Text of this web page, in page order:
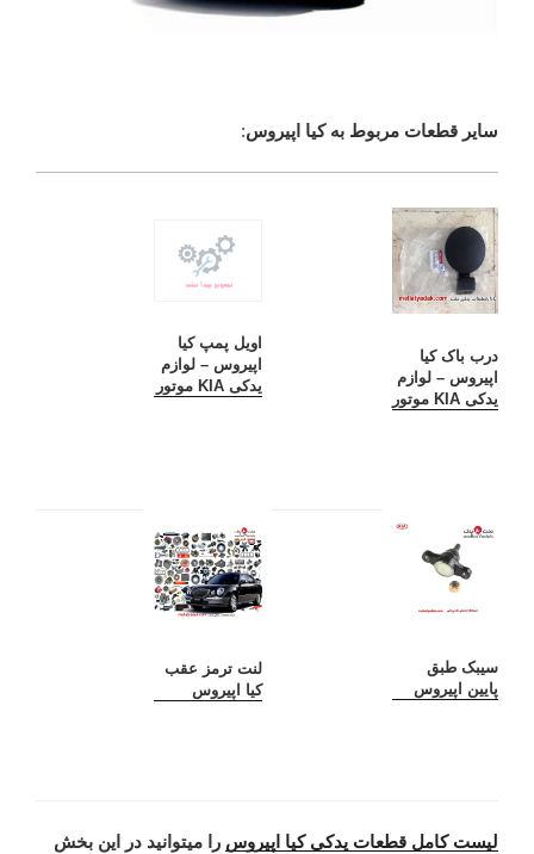
سایر قطعات مربوط به کیا اپیروس:
درب باک کیا
اپیروس – لوازم
یدکی KIA موتور
اویل پمپ کیا
اپیروس – لوازم
یدکی KIA موتور
سیبک طبق
پایین اپیروس
لنت ترمز عقب
کیا اپیروس
لیست کامل قطعات یدکی کیا اپیروس را میتوانید در این بخش